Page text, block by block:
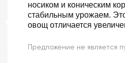
носиком и коническим
стабильным урожаем.
овощ отличается
Предложение не является